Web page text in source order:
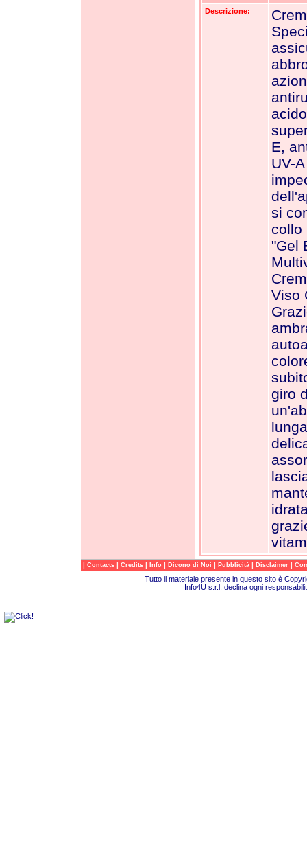
Descrizione:
E,
UV-
si
collo
"Gel
Viso
giro
| Contacts | Credits | Info | Dicono di Noi | Pubblicità | Disclaimer |
Tutto il materiale presente in questo sito è
Info4U s.r.l. declina ogni